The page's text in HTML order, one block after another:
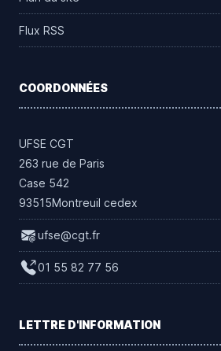
Flux RSS
COORDONNÉES
UFSE CGT
263 rue de Paris
Case 542
93515Montreuil cedex
ufse@cgt.fr
01 55 82 77 56
LETTRE D'INFORMATION